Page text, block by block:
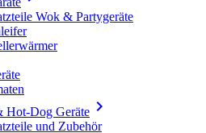
Wok & Partygeräte
Hot-Dog Geräte 
und Zubehör